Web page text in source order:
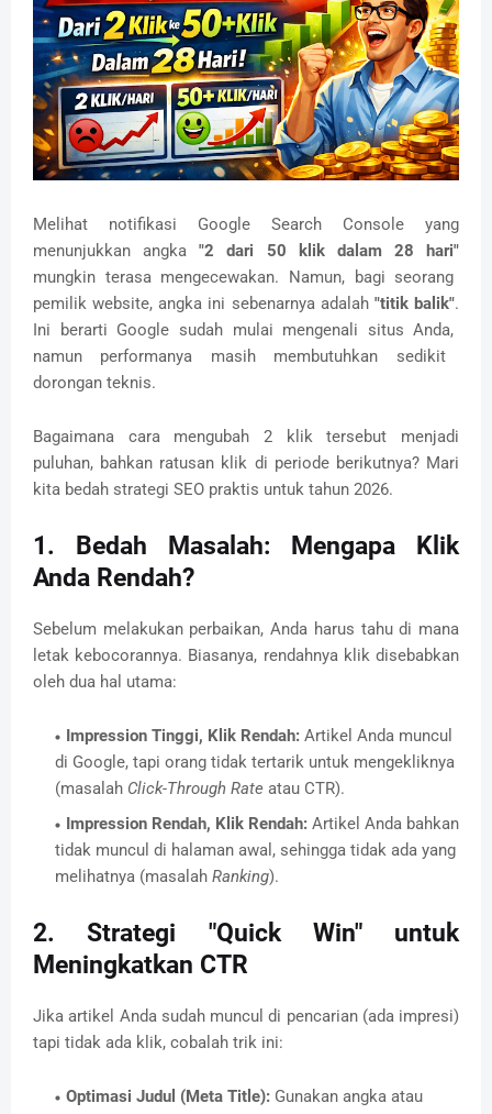
Melihat notifikasi Google Search Console yang
menunjukkan angka"2 dari 50 klik dalam 28 hari"
mungkin terasa mengecewakan. Namun, bagi seorang
pemilik website, angka ini sebenarnya adalah "titik balik".
Ini berarti Google sudah mulai mengenali situs Anda,
namun performanya masih membutuhkan sedikit
dorongan teknis.
Bagaimana cara mengubah 2 klik tersebut menjadi
puluhan, bahkan ratusan klik di periode berikutnya?Mari
kita bedah strategi SEO praktis untuk tahun 2026.
1. Bedah Masalah: Mengapa Klik
Anda Rendah?
Sebelum melakukan perbaikan, Anda harus tahu di mana
letak kebocorannya. Biasanya, rendahnya klik disebabkan
oleh dua hal utama:
Impression Tinggi, Klik Rendah: Artikel Anda muncul
di Google, tapi orang tidak tertarik untuk mengekliknya
(masalah Click-Through Rate atau CTR).
Impression Rendah, Klik Rendah: Artikel Anda bahkan
tidak muncul di halaman awal, sehingga tidak ada yang
melihatnya (masalah Ranking).
2. Strategi "Quick Win" untuk
Meningkatkan CTR
Jika artikel Anda sudah muncul di pencarian (ada impresi)
tapi tidak ada klik, cobalah trik ini:
Optimasi Judul (Meta Title): Gunakan angka atau